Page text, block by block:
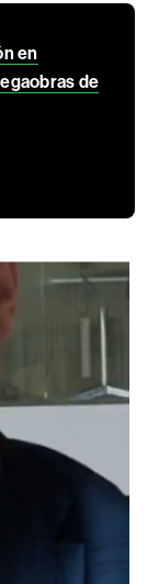
en
de